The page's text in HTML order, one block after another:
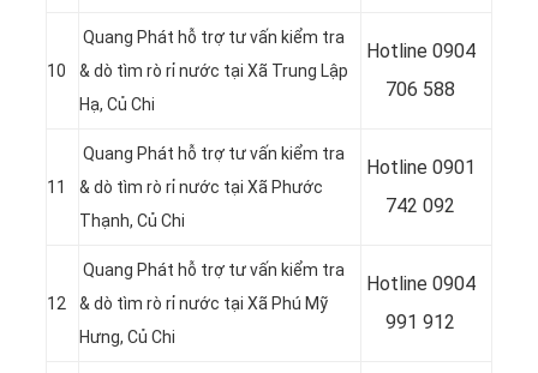
10
Quang Phát hỗ trợ tư vấn kiểm tra
& dò tìm rò rỉ nước tại Xã Trung Lập
Hạ, Củ Chi
Hotline 0904
706 588
11
Quang Phát hỗ trợ tư vấn kiểm tra
& dò tìm rò rỉ nước tại Xã Phước
Thạnh, Củ Chi
Hotline 0901
742 092
12
Quang Phát hỗ trợ tư vấn kiểm tra
& dò tìm rò rỉ nước tại Xã Phú Mỹ
Hưng, Củ Chi
Hotline 0904
991 912